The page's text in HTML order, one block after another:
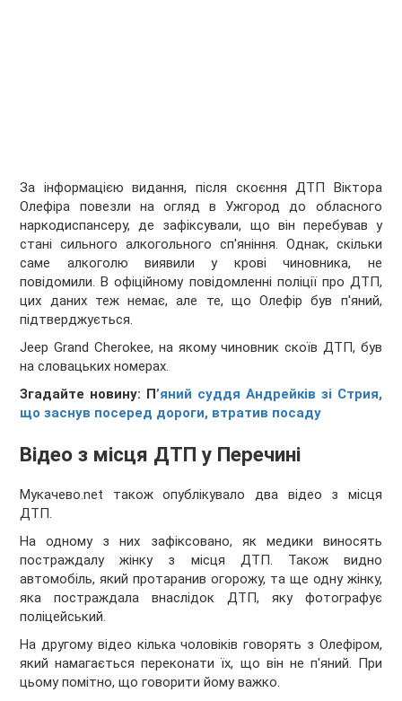
За інформацією видання, після скоєння ДТП Віктора
Олефіра повезли на огляд в Ужгород до обласного
наркодиспансеру, де зафіксували, що він перебував у
стані сильного алкогольного сп'яніння. Однак, скільки
саме алкоголю виявили у крові чиновника, не
повідомили. В офіційному повідомленні поліції про ДТП,
цих даних теж немає, але те, що Олефір був п'яний,
підтверджується.
Jeep Grand Cherokee, на якому чиновник скоїв ДТП, був
на словацьких номерах.
Згадайте новину: П’яний суддя Андрейків зі Стрия,
що заснув посеред дороги, втратив посаду
Відео з місця ДТП у Перечині
Мукачево.net також опублікувало два відео з місця
ДТП.
На одному з них зафіксовано, як медики виносять
постраждалу жінку з місця ДТП. Також видно
автомобіль, який протаранив огорожу, та ще одну жінку,
яка постраждала внаслідок ДТП, яку фотографує
поліцейський.
На другому відео кілька чоловіків говорять з Олефіром,
який намагається переконати їх, що він не п'яний. При
цьому помітно, що говорити йому важко.